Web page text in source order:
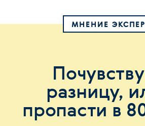
МНЕНИЕ
разницу,
пропасти в